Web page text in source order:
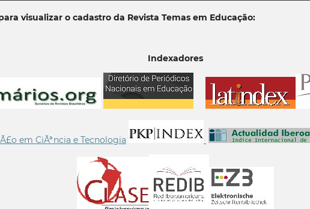
visualizar o cadastro da Revista Temas em Educação:
Indexadores